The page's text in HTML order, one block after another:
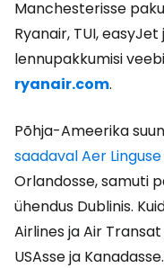
Manchesterisse
Ryanair, TUI,
lennupakkumisi
ryanair.com.
Põhja-Ameerika
saadaval Aer Linguse
Orlandosse, samuti
ühendus Dublinis.
Airlines ja Air
USAsse ja Kanadasse.